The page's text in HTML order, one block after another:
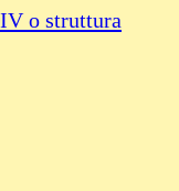
o struttura